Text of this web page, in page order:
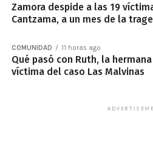
Zamora despide a las 19
Cantzama, a un mes de la
COMUNIDAD 11 horas ago
Qué pasó con Ruth, la
víctima del caso Las Malvinas